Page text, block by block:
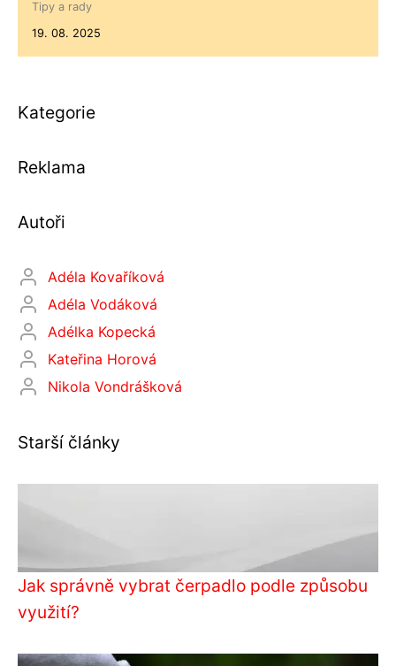
Tipy a rady
19. 08. 2025
Kategorie
Reklama
Autoři
Adéla Kovaříková
Adéla Vodáková
Adélka Kopecká
Kateřina Horová
Nikola Vondrášková
Starší články
Jak správně vybrat čerpadlo podle způsobu
využití?